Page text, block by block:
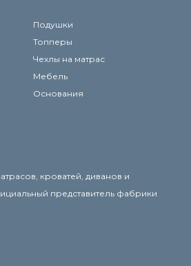
Подушки
Топперы
Чехлы на матрас
Мебель
Основания
кроватей, диванов и
представитель фабрики